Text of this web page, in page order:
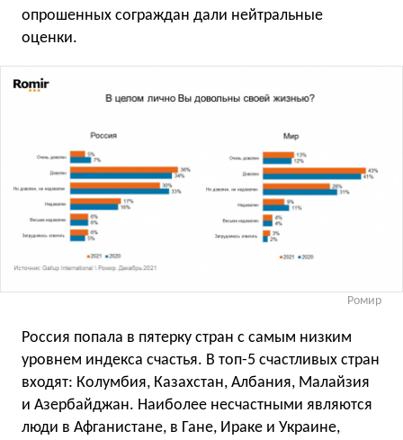
опрошенных сограждан дали нейтральные
оценки.
Ромир
Россия попала в пятерку стран с самым низким
уровнем индекса счастья. В топ-5 счастливых стран
входят: Колумбия, Казахстан, Албания, Малайзия
и Азербайджан. Наиболее несчастными являются
люди в Афганистане, в Гане, Ираке и Украине,